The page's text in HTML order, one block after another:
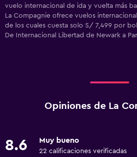
vuelo internacional de ida y vuelta más
La Compagnie ofrece vuelos
de los cuales cuesta solo S/ 7,499 por
De Internacional Libertad de Newark a
Opiniones de La
8.6 Muy bueno
22 calificaciones verificadas